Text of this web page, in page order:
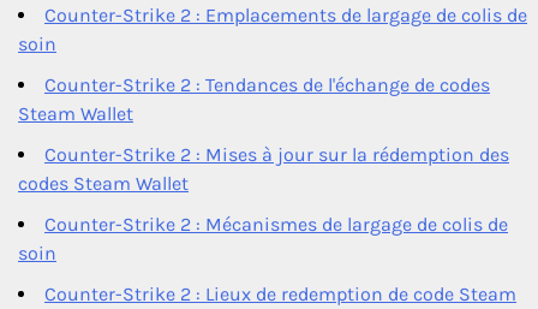
Counter-Strike 2 : Emplacements de largage de colis de
soin
Counter-Strike 2 : Tendances de l'échange de codes
Steam Wallet
Counter-Strike 2 : Mises à jour sur la rédemption des
codes Steam Wallet
Counter-Strike 2 : Mécanismes de largage de colis de
soin
Counter-Strike 2 : Lieux de redemption de code Steam